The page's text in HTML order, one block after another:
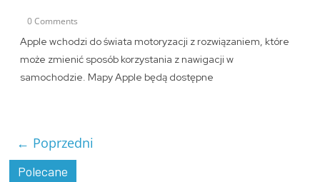
0 Comments
Apple wchodzi do świata motoryzacji z rozwiązaniem, które
może zmienić sposób korzystania z nawigacji w
samochodzie. Mapy Apple będą dostępne
← Poprzedni
Polecane